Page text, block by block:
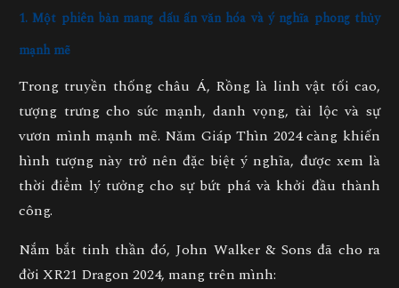
1. Một phiên bản mang dấu ấn văn hóa và ý nghĩa phong thủy
mạnh mẽ
Trong truyền thống châu Á, Rồng là linh vật tối cao,
tượng trưng cho sức mạnh, danh vọng, tài lộc và sự
vươn mình mạnh mẽ. Năm Giáp Thìn 2024 càng khiến
hình tượng này trở nên đặc biệt ý nghĩa, được xem là
thời điểm lý tưởng cho sự bứt phá và khởi đầu thành
công.
Nắm bắt tinh thần đó, John Walker & Sons đã cho ra
đời XR21 Dragon 2024, mang trên mình: